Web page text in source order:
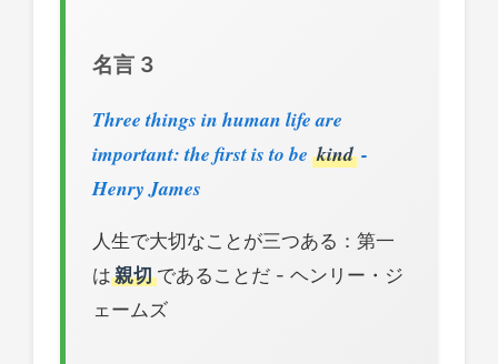
名言 3
Three things in human life are
important: the first is to be kind -
Henry James
人生で大切なことが三つある：第一
は 親切であることだ - ヘンリー・ジ
ェームズ